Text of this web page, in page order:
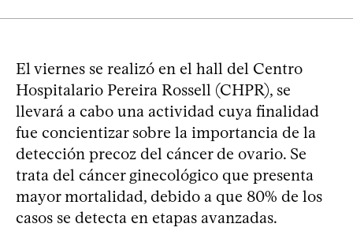
El viernes se realizó en el hall del Centro
Hospitalario Pereira Rossell (CHPR), se
llevará a cabo una actividad cuya finalidad
fue concientizar sobre la importancia de la
detección precoz del cáncer de ovario. Se
trata del cáncer ginecológico que presenta
mayor mortalidad, debido a que 80% de los
casos se detecta en etapas avanzadas.